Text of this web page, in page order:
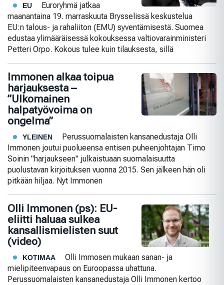
EU
Euroryhmä jatkaa
maanantaina 19. marraskuuta Brysselissä keskustelua
EU:n talous- ja rahaliiton (EMU) syventämisestä. Suomea
edustaa ylimääräisessä kokouksessa valtiovarainministeri
Petteri Orpo. Kokous tulee kuin tilauksesta, sillä
Immonen alkaa toipua
harjauksesta –
”Ulkomainen
halpatyövoima on
ongelma”
YLEINEN
Perussuomalaisten kansanedustaja Olli
Immonen joutui puolueensa entisen puheenjohtajan Timo
Soinin "harjaukseen" julkaistuaan suomalaisuutta
puolustavan kirjoituksen vuonna 2015. Sen jälkeen hän oli
pitkään hiljaa. Nyt Immonen
Olli Immonen (ps): EU-
eliitti haluaa sulkea
kansallismielisten suut
(video)
KOTIMAA
Olli Immosen mukaan sanan- ja
mielipiteenvapaus on Euroopassa uhattuna.
Perussuomalaisten kansanedustaja Olli Immonen kertoo